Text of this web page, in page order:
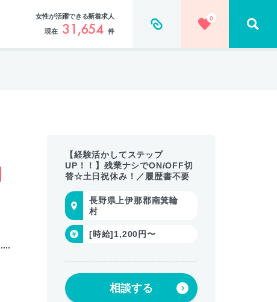
女性が活躍できる新着求人
現在 31,654 件
0
【経験活かしてステップ
UP！！】残業ナシでON/OFF切
替☆土日祝休み！／履歴書不要
長野県上伊那郡南箕輪
村
[時給]1,200円〜
相談する